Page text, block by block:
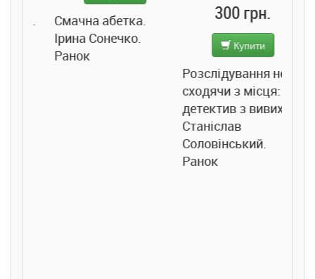
Смачна абетка.
Ірина Сонечко.
Ранок
300 грн.
Купити
Розслідування не
сходячи з місця:
детектив з вивихом.
Станіслав
Соловінський.
Ранок